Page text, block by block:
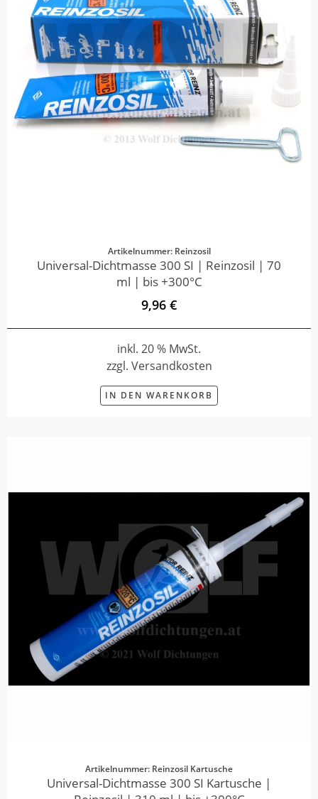
Artikelnummer: Reinzosil
Universal-Dichtmasse 300 SI | Reinzosil | 70
ml | bis +300°C
9,96 €
inkl. 20 % MwSt.
zzgl. Versandkosten
IN DEN WARENKORB
Artikelnummer: Reinzosil Kartusche
Universal-Dichtmasse 300 SI Kartusche |